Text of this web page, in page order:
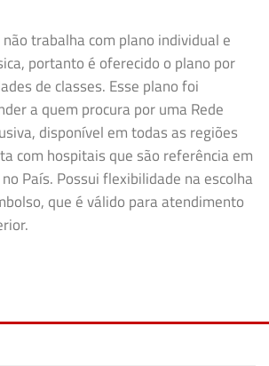
não trabalha com plano individual e
portanto é oferecido o plano por
de classes. Esse plano foi
a quem procura por uma Rede
disponível em todas as regiões
com hospitais que são referência em
País. Possui flexibilidade na escolha
que é válido para atendimento